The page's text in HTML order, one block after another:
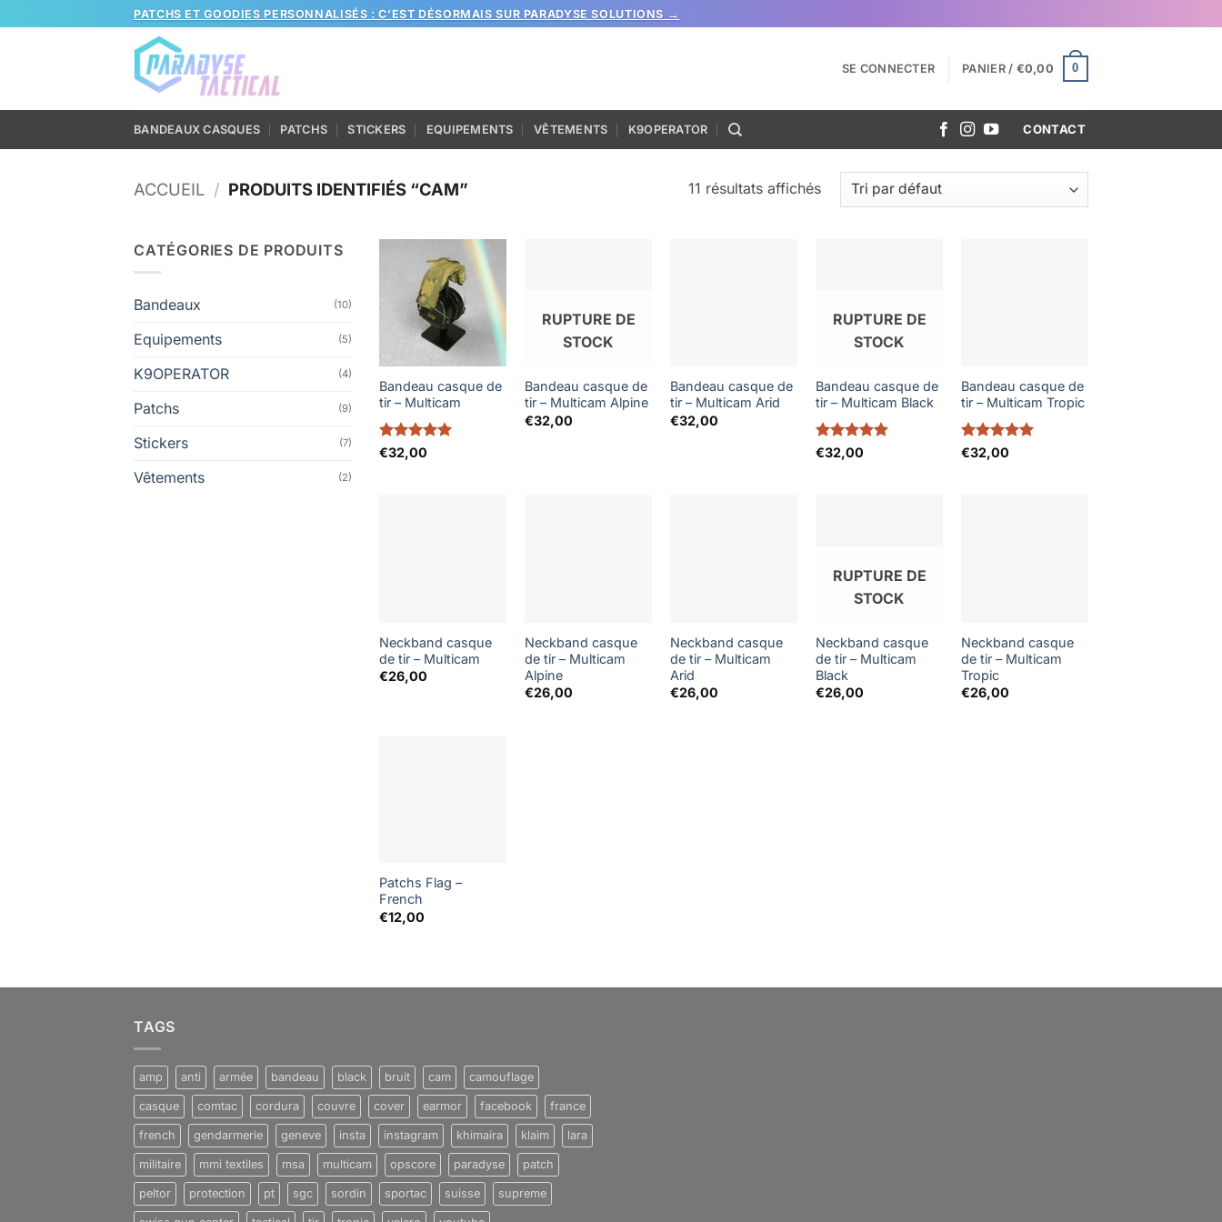
au
PATCHS ET GOODIES PERSONNALISÉS : C’EST DÉSORMAIS SUR PARADYSE SOLUTIONS →
SE CONNECTER PANIER / €0,00 0
BANDEAUX CASQUES PATCHS STICKERS EQUIPEMENTS VÊTEMENTS K9OPERATOR CONTACT
ACCUEIL / PRODUITS IDENTIFIÉS “CAM” 11 résultats affichés
CATÉGORIES DE PRODUITS
Bandeaux (10)
Equipements (5)
K9OPERATOR (4)
Patchs (9)
Stickers (7)
Vêtements (2)
Bandeau casque de
tir – Multicam
Note5sur
€32,00
RUPTURE DE
STOCK
Bandeau casque de
tir – Multicam Alpine
€32,00
Bandeau casque de
tir – Multicam Arid
€32,00
RUPTURE DE
STOCK
Bandeau casque de
tir – Multicam Black
Note5sur
€32,00
Bandeau casque de
tir – Multicam Tropic
Note5sur
€32,00
Neckband casque
de tir – Multicam
€26,00
Neckband casque
de tir – Multicam
Alpine
€26,00
Neckband casque
de tir – Multicam
Arid
€26,00
RUPTURE DE
STOCK
Neckband casque
de tir – Multicam
Black
€26,00
Neckband casque
de tir – Multicam
Tropic
€26,00
Patchs Flag –
French
€12,00
TAGS
amp anti armée bandeau black bruit cam camouflage
casque comtac cordura couvre cover earmor facebook france
french gendarmerie geneve insta instagram khimaira klaim lara
militaire mmi textiles msa multicam opscore paradyse patch
peltor protection pt sgc sordin sportac suisse supreme